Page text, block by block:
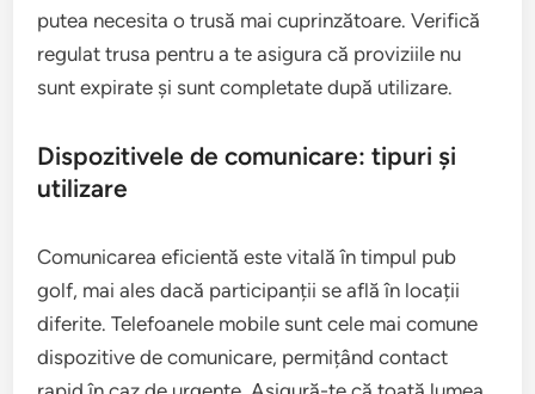
putea necesita o trusă mai cuprinzătoare. Verifică
regulat trusa pentru a te asigura că proviziile nu
sunt expirate și sunt completate după utilizare.
Dispozitivele de comunicare: tipuri și
utilizare
Comunicarea eficientă este vitală în timpul pub
golf, mai ales dacă participanții se află în locații
diferite. Telefoanele mobile sunt cele mai comune
dispozitive de comunicare, permițând contact